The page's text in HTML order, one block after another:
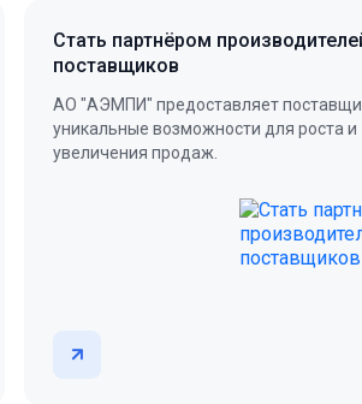
Оцифровка вашей продукции
Наш сайт предоставляет продавцам
уникальные возможности для
увеличения продаж.